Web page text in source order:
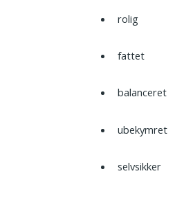
rolig
fattet
balanceret
ubekymret
selvsikker